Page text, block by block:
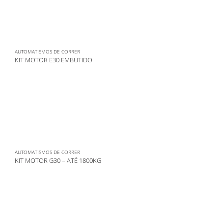
AUTOMATISMOS DE CORRER
KIT MOTOR E30 EMBUTIDO
AUTOMATISMOS DE CORRER
KIT MOTOR G30 – ATÉ 1800KG